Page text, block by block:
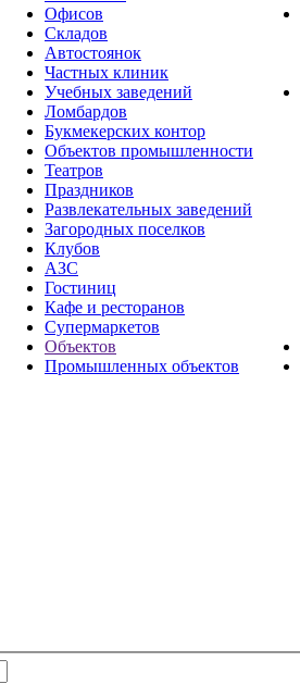
Офисов
Складов
Автостоянок
Частных клиник
Учебных заведений
Ломбардов
Букмекерских контор
Объектов промышленности
Театров
Праздников
Развлекательных заведений
Загородных поселков
Клубов
АЗС
Гостиниц
Кафе и ресторанов
Супермаркетов
Объектов
Промышленных объектов